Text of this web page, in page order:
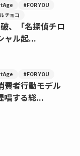
#FOR YOU
チョコ
、「名探偵チロ
ャル起...
#FOR YOU
費者行動モデル
唱する総...